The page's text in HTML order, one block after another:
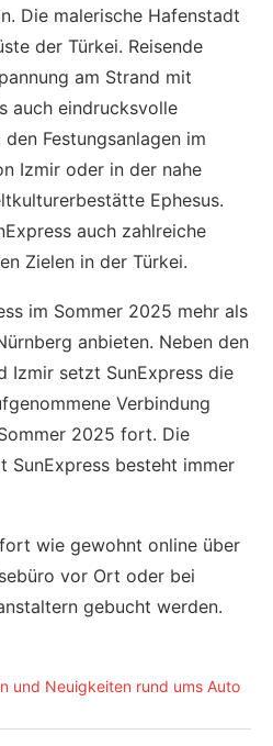
Die malerische Hafenstadt
der Türkei. Reisende
am Strand mit
auch eindrucksvolle
Festungsanlagen im
Izmir oder in der nahe
Ephesus.
auch zahlreiche
Zielen in der Türkei.
im Sommer 2025 mehr als
anbieten. Neben den
Izmir setzt SunExpress die
Verbindung
2025 fort. Die
SunExpress besteht immer
wie gewohnt online über
vor Ort oder bei
gebucht werden.